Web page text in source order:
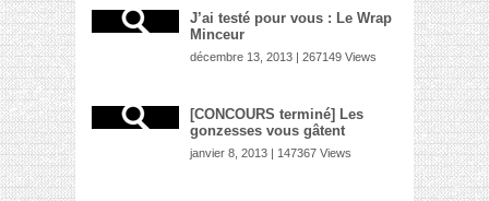
J’ai testé pour vous : Le Wrap
Minceur
décembre 13, 2013 | 267149 Views
[CONCOURS terminé] Les
gonzesses vous gâtent
janvier 8, 2013 | 147367 Views